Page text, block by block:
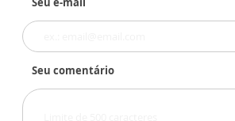
Seu comentário